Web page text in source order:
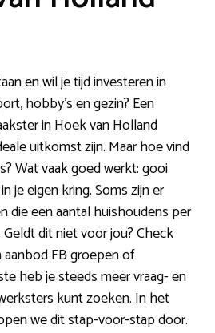
en wil je tijd investeren in
hobby’s en gezin? Een
in Hoek van Holland
uitkomst zijn. Maar hoe vind
Wat vaak goed werkt: gooi
je eigen kring. Soms zijn er
die een aantal huishoudens per
dit niet voor jou? Check
aanbod FB groepen of
heb je steeds meer vraag- en
kunt zoeken. In het
we dit stap-voor-stap door.